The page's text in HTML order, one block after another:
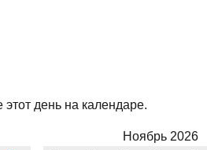
день на календаре.
Ноябрь 2026